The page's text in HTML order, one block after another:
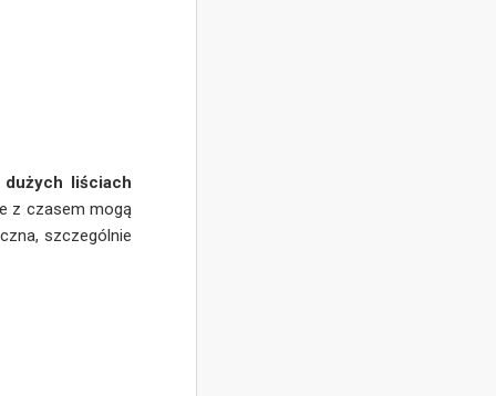
liściach
z czasem mogą
szczególnie